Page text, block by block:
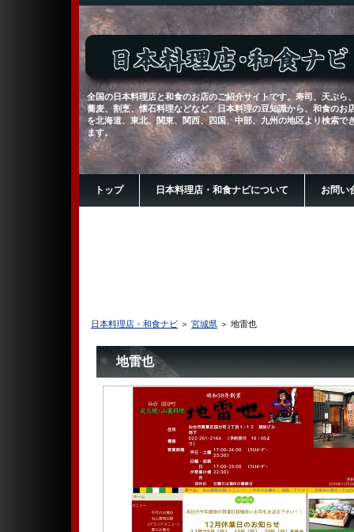
全国の日本料理店と和食のお店のご紹介サイトです。寿司、天ぷら
蕎麦、割烹、懐石料理などなど、日本料理の豆知識から、和食のお
を北海道、東北、関東、関西、四国、中部、九州の地区より検索で
ます。
トップ 日本料理店・和食ナビについて お問い
日本料理店・和食ナビ ＞ 宮城県 ＞ 地雷也
地雷也